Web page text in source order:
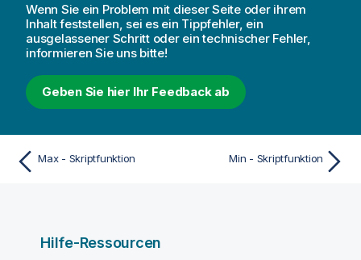
Wenn Sie ein Problem mit dieser Seite oder ihrem
Inhalt feststellen, sei es ein Tippfehler, ein
ausgelassener Schritt oder ein technischer Fehler,
informieren Sie uns bitte!
Geben Sie hier Ihr Feedback ab
Max - Skriptfunktion Min - Skriptfunktion
Hilfe-Ressourcen